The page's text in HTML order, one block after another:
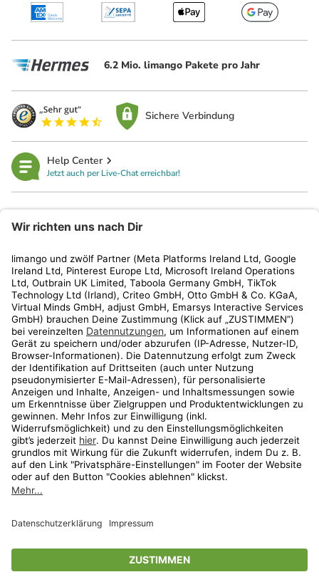
6.2 Mio. limango Pakete pro Jahr
Sichere Verbindung
Help Center
Jetzt auch per Live-Chat erreichbar!
Kundenservice
Shop
Aktionen
Travel
* Streichpreise entsprechen der unverbindlichen Preisempfehlung des